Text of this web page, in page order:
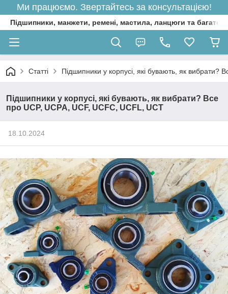
Ми працюємо. Звертайтесь за консультацією!
Підшипники, манжети, ремені, мастила, ланцюги та багато
Статті Підшипники у корпусі, які бувають, як вибрати?
Підшипники у корпусі, які бувають, як вибрати? Все
про UCP, UCPA, UCF, UCFC, UCFL, UCT
18.10.2024